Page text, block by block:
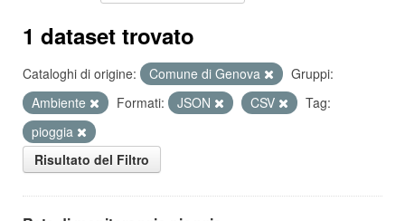
1 dataset trovato
Cataloghi di origine: Comune di Genova
Gruppi:
Ambiente
Formati: JSON CSV
Tag:
pioggia
Risultato del Filtro